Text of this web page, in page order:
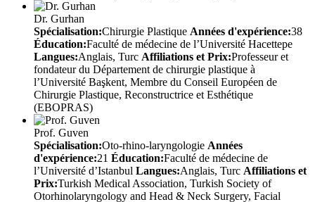
Dr. Gurhan
Spécialisation:Chirurgie Plastique Années d'expérience:38
Éducation:Faculté de médecine de l’Université Hacettepe
Langues:Anglais, Turc Affiliations et Prix:Professeur et
fondateur du Département de chirurgie plastique à
l’Université Başkent, Membre du Conseil Européen de
Chirurgie Plastique, Reconstructrice et Esthétique
(EBOPRAS)
Prof. Guven
Spécialisation:Oto-rhino-laryngologie Années
d'expérience:21 Éducation:Faculté de médecine de
l’Université d’Istanbul Langues:Anglais, Turc Affiliations et
Prix:Turkish Medical Association, Turkish Society of
Otorhinolaryngology and Head & Neck Surgery, Facial